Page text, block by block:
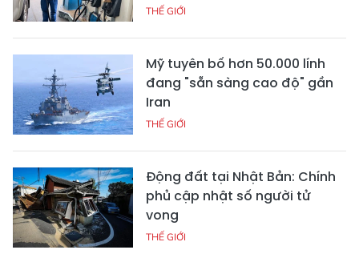
THẾ GIỚI
Mỹ tuyên bố hơn 50.000 lính
đang "sẵn sàng cao độ" gần
Iran
THẾ GIỚI
Động đất tại Nhật Bản: Chính
phủ cập nhật số người tử
vong
THẾ GIỚI